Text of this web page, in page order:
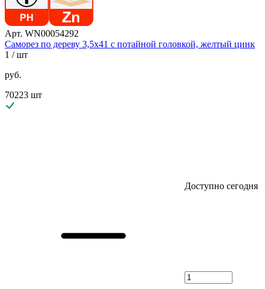
Арт. WN00054292
Саморез по дереву 3,5х41 с потайной головкой, желтый цинк
1 / шт
руб.
70223 шт
Доступно сегодня